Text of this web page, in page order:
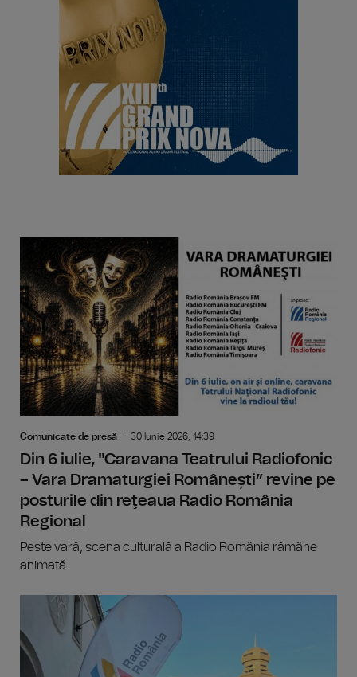
Comunicate de presă 30 Iunie 2026, 14:39
Din 6 iulie, "Caravana Teatrului Radiofonic
– Vara Dramaturgiei Românești” revine pe
posturile din reţeaua Radio România
Regional
Peste vară, scena culturală a Radio România rămâne
animată.